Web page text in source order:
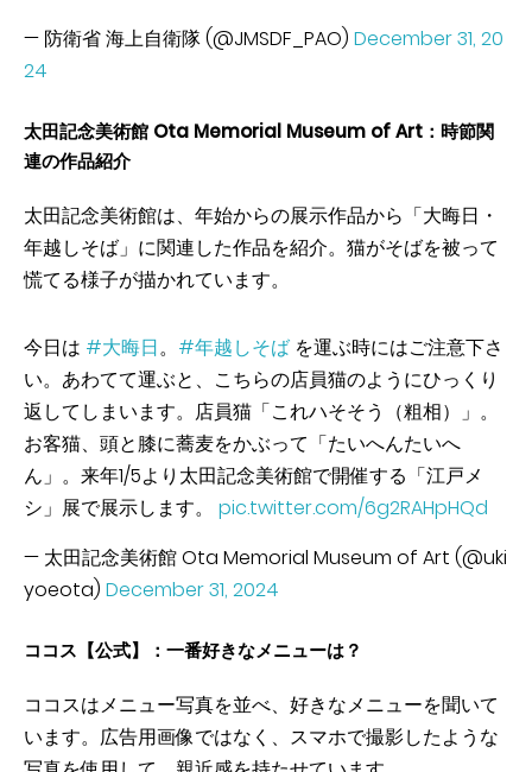
— 防衛省 海上自衛隊 (@JMSDF_PAO) December 31, 20
24
太田記念美術館 Ota Memorial Museum of Art：時節関
連の作品紹介
太田記念美術館は、年始からの展示作品から「大晦日・
年越しそば」に関連した作品を紹介。猫がそばを被って
慌てる様子が描かれています。
今日は #大晦日。 #年越しそば を運ぶ時にはご注意下さ
い。あわてて運ぶと、こちらの店員猫のようにひっくり
返してしまいます。店員猫「これハそそう（粗相）」。
お客猫、頭と膝に蕎麦をかぶって「たいへんたいへ
ん」。来年1/5より太田記念美術館で開催する「江戸メ
シ」展で展示します。 pic.twitter.com/6g2RAHpHQd
— 太田記念美術館 Ota Memorial Museum of Art (@uki
yoeota) December 31, 2024
ココス【公式】：一番好きなメニューは？
ココスはメニュー写真を並べ、好きなメニューを聞いて
います。広告用画像ではなく、スマホで撮影したような